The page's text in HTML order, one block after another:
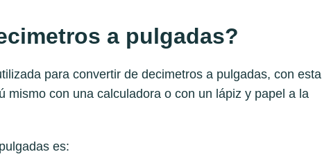
a pulgadas?
para convertir de decimetros a pulgadas, con esta
mismo con una calculadora o con un lápiz y papel a la
es: